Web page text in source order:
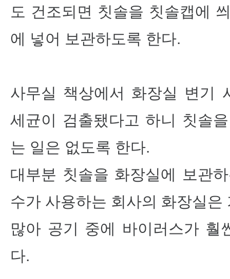
도 건조되면 칫솔을 칫솔캡에
에 넣어 보관하도록 한다.
사무실 책상에서 화장실 변기
세균이 검출됐다고 하니 칫솔
는 일은 없도록 한다.
대부분 칫솔을 화장실에 보관
수가 사용하는 회사의 화장실은
많아 공기 중에 바이러스가 훨
다.